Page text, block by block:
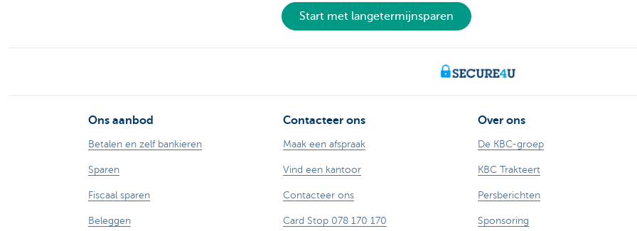
Start met langetermijnsparen
Ons aanbod
Betalen en zelf bankieren
Sparen
Fiscaal sparen
Beleggen
Contacteer ons
Maak een afspraak
Vind een kantoor
Contacteer ons
Card Stop 078 170 170
Over ons
De KBC-groep
KBC Trakteert
Persberichten
Sponsoring